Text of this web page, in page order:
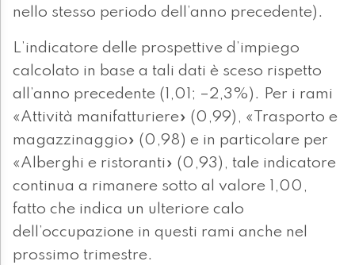
nello stesso periodo dell’anno precedente).
L’indicatore delle prospettive d’impiego
calcolato in base a tali dati è sceso rispetto
all’anno precedente (1,01; –2,3%). Per i rami
«Attività manifatturiere» (0,99), «Trasporto e
magazzinaggio» (0,98) e in particolare per
«Alberghi e ristoranti» (0,93), tale indicatore
continua a rimanere sotto al valore 1,00,
fatto che indica un ulteriore calo
dell’occupazione in questi rami anche nel
prossimo trimestre.